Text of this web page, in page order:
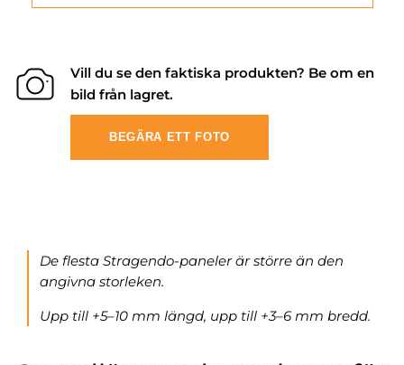
Vill du se den faktiska produkten? Be om en
bild från lagret.
BEGÄRA ETT FOTO
De flesta Stragendo-paneler är större än den
angivna storleken.
Upp till +5–10 mm längd, upp till +3–6 mm bredd.